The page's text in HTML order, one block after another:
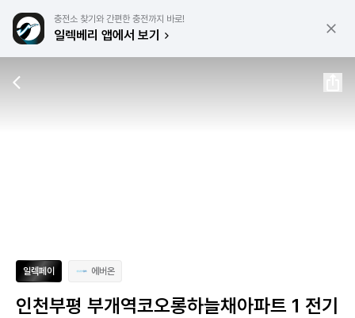
충전소 찾기와 간편한 충전까지 바로!
일렉베리 앱에서 보기
일렉페이 에버온
인천부평 부개역코오롱하늘채아파트 1 전기